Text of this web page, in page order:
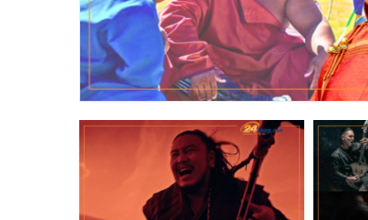
онцолж байна. Энэ
бид УЛСЫН АРСЛАН болсон
онцолж байна.